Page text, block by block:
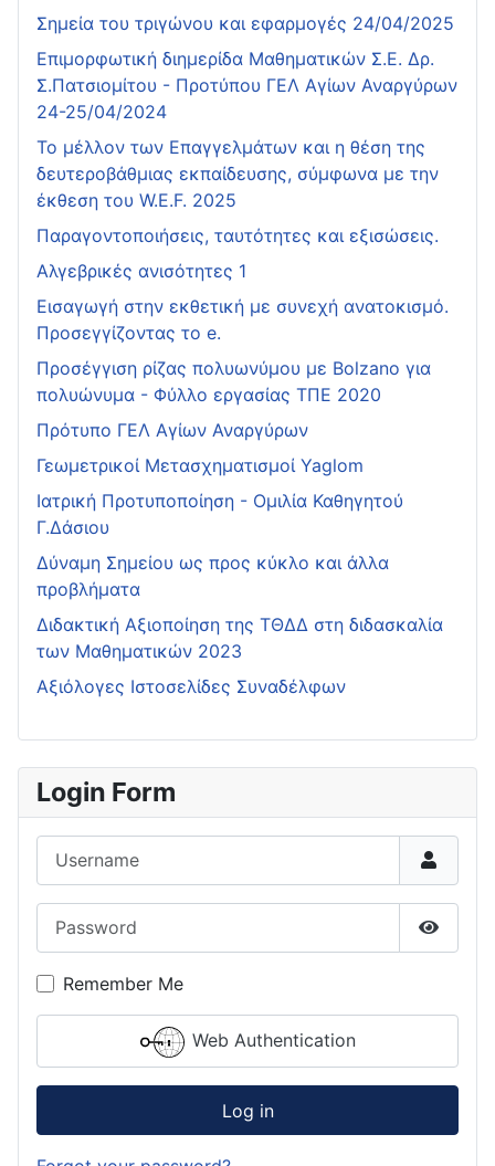
Σημεία του τριγώνου και εφαρμογές 24/04/2025
Επιμορφωτική διημερίδα Μαθηματικών Σ.Ε. Δρ.
Σ.Πατσιομίτου - Προτύπου ΓΕΛ Αγίων Αναργύρων
24-25/04/2024
Το μέλλον των Επαγγελμάτων και η θέση της
δευτεροβάθμιας εκπαίδευσης, σύμφωνα με την
έκθεση του W.E.F. 2025
Παραγοντοποιήσεις, ταυτότητες και εξισώσεις.
Αλγεβρικές ανισότητες 1
Εισαγωγή στην εκθετική με συνεχή ανατοκισμό.
Προσεγγίζοντας το e.
Προσέγγιση ρίζας πολυωνύμου με Bolzano για
πολυώνυμα - Φύλλο εργασίας ΤΠΕ 2020
Πρότυπο ΓΕΛ Αγίων Αναργύρων
Γεωμετρικοί Μετασχηματισμοί Yaglom
Ιατρική Προτυποποίηση - Ομιλία Καθηγητού
Γ.Δάσιου
Δύναμη Σημείου ως προς κύκλο και άλλα
προβλήματα
Διδακτική Αξιοποίηση της ΤΘΔΔ στη διδασκαλία
των Μαθηματικών 2023
Αξιόλογες Ιστοσελίδες Συναδέλφων
Login Form
Show
Remember Me
Web Authentication
Log in